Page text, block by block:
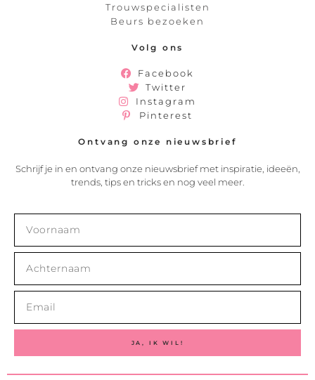
Trouwspecialisten
Beurs bezoeken
Volg ons
Facebook
Twitter
Instagram
Pinterest
Ontvang onze nieuwsbrief
Schrijf je in en ontvang onze nieuwsbrief met inspiratie, ideeën,
trends, tips en tricks en nog veel meer.
JA, IK WIL!